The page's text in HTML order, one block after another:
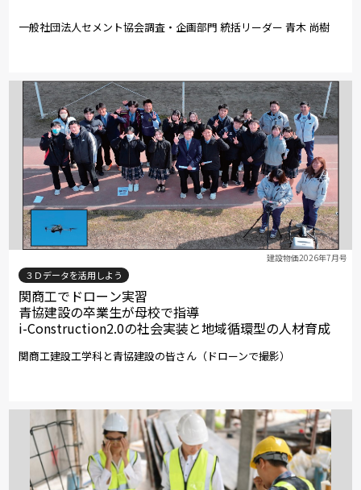
一般社団法人セメント協会調査・企画部門 統括リーダー 青木 尚樹
建設物価2026年7月号
３Ｄデータを活用しよう
関商工でドローン実習
青協建設の卒業生が母校で指導
i-Construction2.0の社会実装と地域循環型の人材育成
関商工建設工学科と青協建設の皆さん（ドローンで撮影）